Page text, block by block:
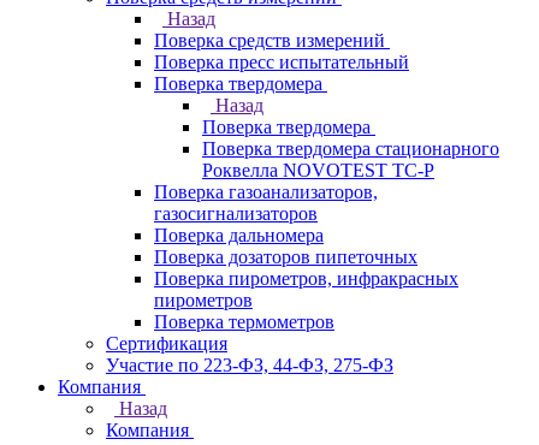
Назад
Поверка средств измерений
Поверка пресс испытательный
Поверка твердомера
Назад
Поверка твердомера
Поверка твердомера стационарного
Роквелла NOVOTEST TС-Р
Поверка газоанализаторов,
газосигнализаторов
Поверка дальномера
Поверка дозаторов пипеточных
Поверка пирометров, инфракрасных
пирометров
Поверка термометров
Сертификация
Участие по 223-ФЗ, 44-ФЗ, 275-ФЗ
Компания
Назад
Компания